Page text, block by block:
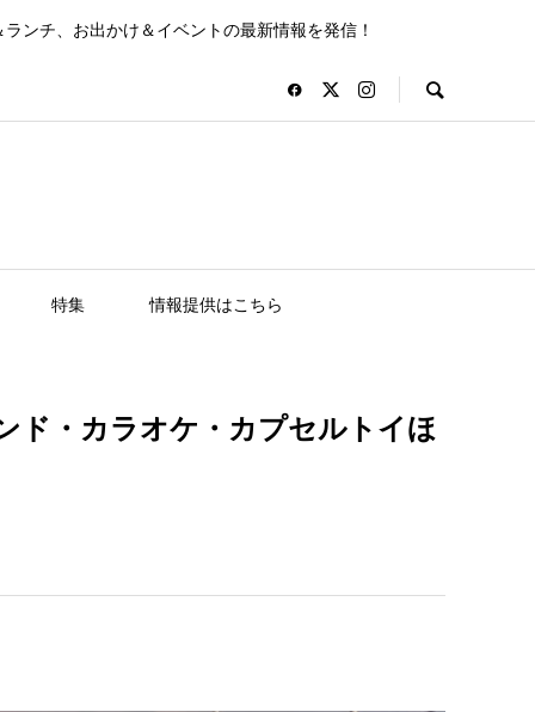
ンチ、お出かけ＆イベントの最新情報を発信！
特集 情報提供はこちら
ド・カラオケ・カプセルトイほ